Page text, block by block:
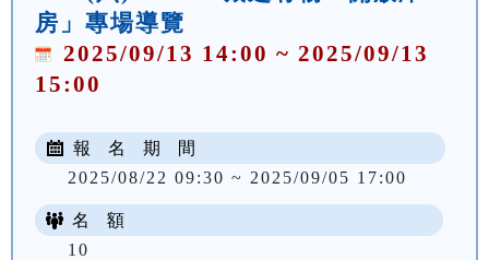
房」專場導覽
2025/09/13 14:00 ~ 2025/09/13
15:00
報 名 期 間
2025/08/22 09:30 ~ 2025/09/05 17:00
名 額
10